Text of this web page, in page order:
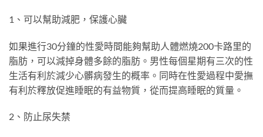
1、可以幫助減肥，保護心臟
如果進行30分鐘的性愛時間能夠幫助人體燃燒200卡路里的
脂肪，可以減掉身體多餘的脂肪。男性每個星期有三次的性
生活有利於減少心髒病發生的概率。同時在性愛過程中愛撫
有利於釋放促進睡眠的有益物質，從而提高睡眠的質量。
2、防止尿失禁